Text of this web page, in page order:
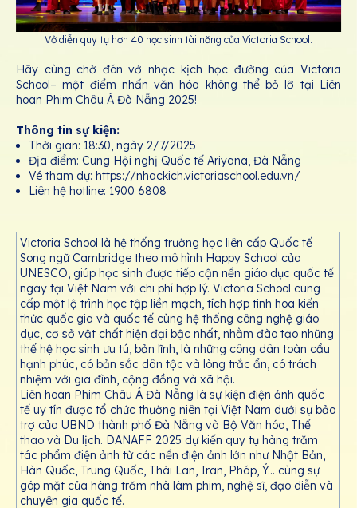
Vở diễn quy tụ hơn 40 học sinh tài năng của Victoria School.
Hãy cùng chờ đón vở nhạc kịch học đường của Victoria
School– một điểm nhấn văn hóa không thể bỏ lỡ tại Liên
hoan Phim Châu Á Đà Nẵng 2025!
Thông tin sự kiện:
Thời gian: 18:30, ngày 2/7/2025
Địa điểm: Cung Hội nghị Quốc tế Ariyana, Đà Nẵng
Vé tham dự: https://nhackich.victoriaschool.edu.vn/
Liên hệ hotline: 1900 6808
Victoria School là hệ thống trường học liên cấp Quốc tế
Song ngữ Cambridge theo mô hình Happy School của
UNESCO, giúp học sinh được tiếp cận nền giáo dục quốc tế
ngay tại Việt Nam với chi phí hợp lý. Victoria School cung
cấp một lộ trình học tập liền mạch, tích hợp tinh hoa kiến
thức quốc gia và quốc tế cùng hệ thống công nghệ giáo
dục, cơ sở vật chất hiện đại bậc nhất, nhằm đào tạo những
thế hệ học sinh ưu tú, bản lĩnh, là những công dân toàn cầu
hạnh phúc, có bản sắc dân tộc và lòng trắc ẩn, có trách
nhiệm với gia đình, cộng đồng và xã hội.
Liên hoan Phim Châu Á Đà Nẵng là sự kiện điện ảnh quốc
tế uy tín được tổ chức thường niên tại Việt Nam dưới sự bảo
trợ của UBND thành phố Đà Nẵng và Bộ Văn hóa, Thể
thao và Du lịch. DANAFF 2025 dự kiến quy tụ hàng trăm
tác phẩm điện ảnh từ các nền điện ảnh lớn như Nhật Bản,
Hàn Quốc, Trung Quốc, Thái Lan, Iran, Pháp, Ý... cùng sự
góp mặt của hàng trăm nhà làm phim, nghệ sĩ, đạo diễn và
chuyên gia quốc tế.